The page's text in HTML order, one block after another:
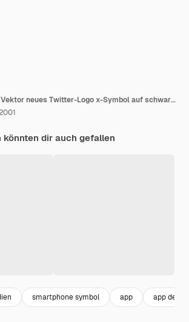
Kostenloser Vektor neues Twitter-Logo x-Symbol auf schwarzem Hintergrund
könnten dir auch gefallen
smartphone symbol app app